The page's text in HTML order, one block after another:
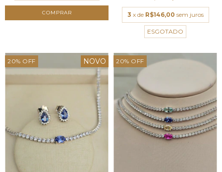
3 x de R$146,00 sem juros
ESGOTADO
20% OFF NOVO 20% OFF